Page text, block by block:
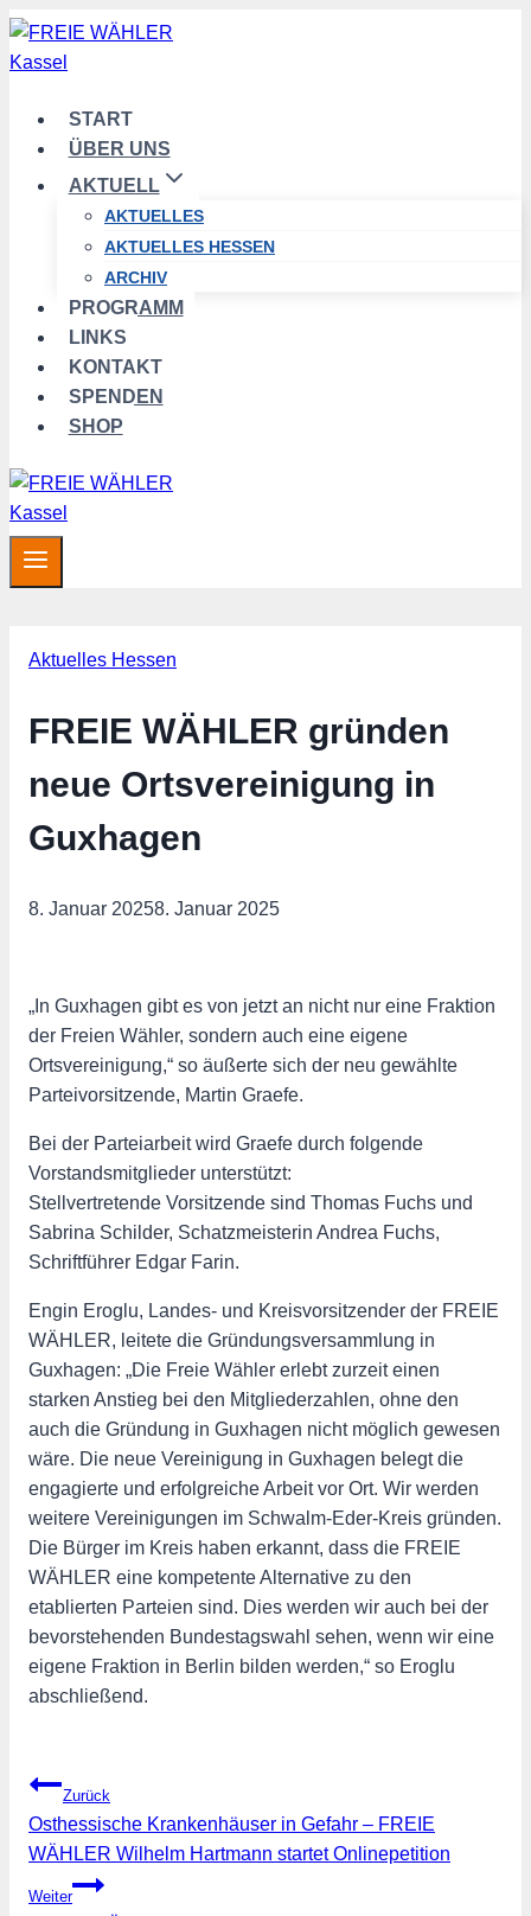
Zum
Inhalt
START
ÜBER UNS
AKTUELL
AKTUELLES
AKTUELLES HESSEN
ARCHIV
PROGRAMM
LINKS
KONTAKT
SPENDEN
SHOP
Aktuelles Hessen
FREIE WÄHLER gründen
neue Ortsvereinigung in
Guxhagen
8. Januar 20258. Januar 2025
„In Guxhagen gibt es von jetzt an nicht nur eine Fraktion
der Freien Wähler, sondern auch eine eigene
Ortsvereinigung,“ so äußerte sich der neu gewählte
Parteivorsitzende, Martin Graefe.
Bei der Parteiarbeit wird Graefe durch folgende
Vorstandsmitglieder unterstützt:
Stellvertretende Vorsitzende sind Thomas Fuchs und
Sabrina Schilder, Schatzmeisterin Andrea Fuchs,
Schriftführer Edgar Farin.
Engin Eroglu, Landes- und Kreisvorsitzender der FREIE
WÄHLER, leitete die Gründungsversammlung in
Guxhagen: „Die Freie Wähler erlebt zurzeit einen
starken Anstieg bei den Mitgliederzahlen, ohne den
auch die Gründung in Guxhagen nicht möglich gewesen
wäre. Die neue Vereinigung in Guxhagen belegt die
engagierte und erfolgreiche Arbeit vor Ort. Wir werden
weitere Vereinigungen im Schwalm-Eder-Kreis gründen.
Die Bürger im Kreis haben erkannt, dass die FREIE
WÄHLER eine kompetente Alternative zu den
etablierten Parteien sind. Dies werden wir auch bei der
bevorstehenden Bundestagswahl sehen, wenn wir eine
eigene Fraktion in Berlin bilden werden,“ so Eroglu
abschließend.
Beitragsnavigation
Zurück
Osthessische Krankenhäuser in Gefahr – FREIE
WÄHLER Wilhelm Hartmann startet Onlinepetition
Weiter